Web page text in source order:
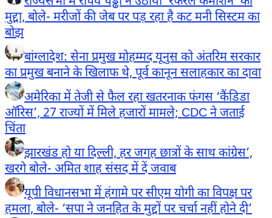
मुद्दा, बोले- मरीजों की जेब पर पड़ रहा है कट मनी सिस्टम का
बोझ
बांग्लादेश: सेना प्रमुख मोहम्मद यूनुस को अंतरिम सरकार
का प्रमुख बनाने के खिलाफ थे, पूर्व कानून सलाहकार का दावा
अमेरिका में तेजी से फैल रहा खतरनाक फंगस ‘कैंडिडा
ऑरिस’, 27 राज्यों में मिले हजारों मामले; CDC ने जताई
चिंता
झारखंड हो या दिल्ली, हर जगह छात्रों के साथ कांग्रेस’,
खरगे बोले- अमित शाह संसद में दें जवाब
यूपी विधानसभा में हंगामे पर सीएम योगी का विपक्ष पर
हमला, बोले- ‘सपा ने जनहित के मुद्दों पर चर्चा नहीं होने दी’